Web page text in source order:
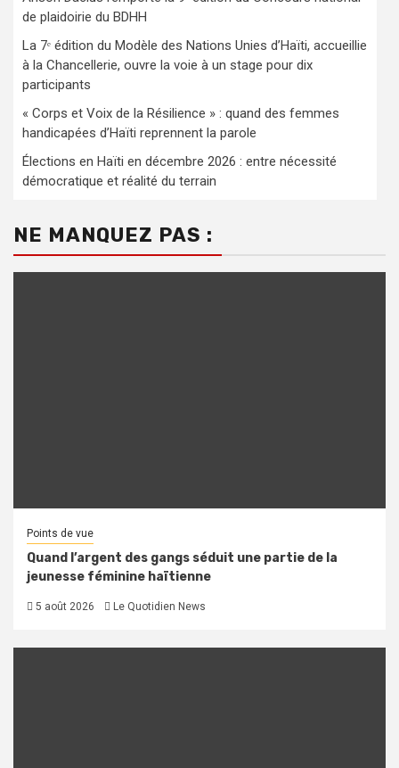
de plaidoirie du BDHH
La 7ᵉ édition du Modèle des Nations Unies d’Haïti, accueillie
à la Chancellerie, ouvre la voie à un stage pour dix
participants
« Corps et Voix de la Résilience » : quand des femmes
handicapées d’Haïti reprennent la parole
Élections en Haïti en décembre 2026 : entre nécessité
démocratique et réalité du terrain
NE MANQUEZ PAS :
Points de vue
Quand l’argent des gangs séduit une partie de la
jeunesse féminine haïtienne
5 août 2026 Le Quotidien News